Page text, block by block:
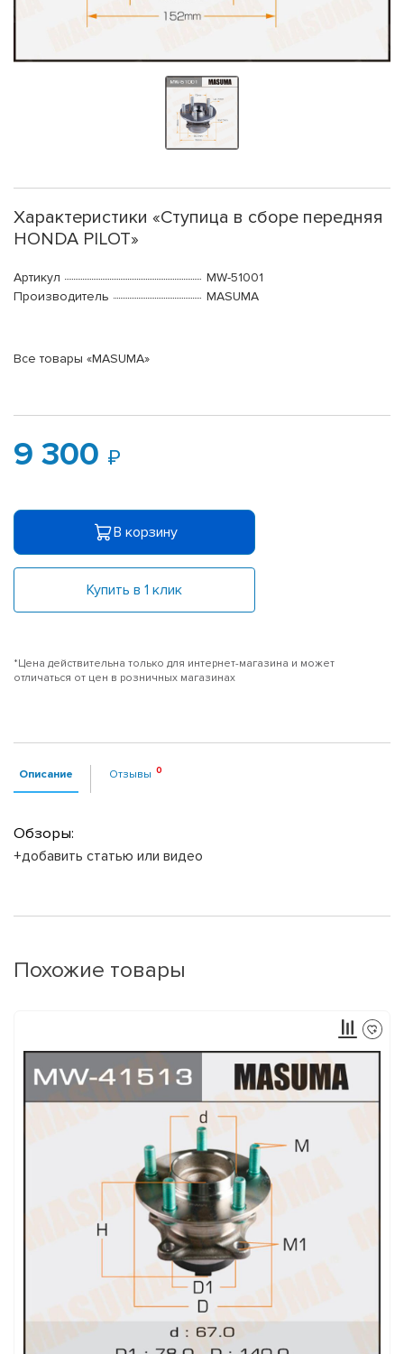
Характеристики «Ступица в сборе передняя
HONDA PILOT»
Артикул
MW-51001
Производитель
MASUMA
Все товары «MASUMA»
9 300
В корзину
Купить в 1 клик
*Цена действительна только для интернет-магазина и может
отличаться от цен в розничных магазинах
Описание Отзывы
Обзоры:
+добавить статью или видео
Похожие товары